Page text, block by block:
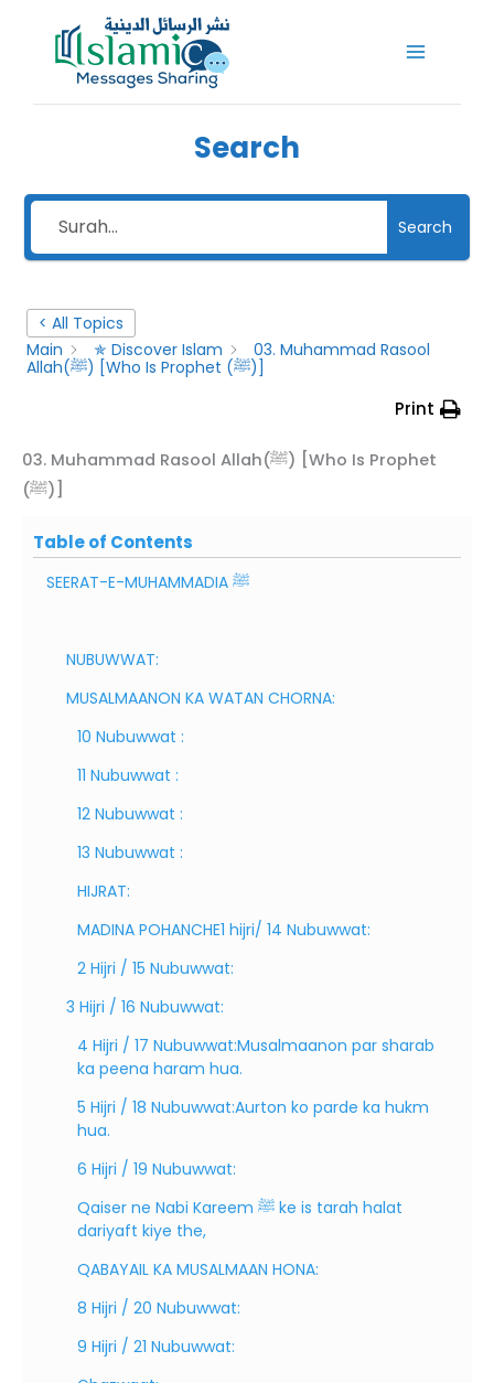
Search
Search
< All Topics
Main
✯ Discover Islam
03. Muhammad Rasool
Allah(ﷺ) [Who Is Prophet (ﷺ)]
Print
03. Muhammad Rasool Allah(ﷺ) [Who Is Prophet
(ﷺ)]
Table of Contents
SEERAT-E-MUHAMMADIA ﷺ
NUBUWWAT:
MUSALMAANON KA WATAN CHORNA:
10 Nubuwwat :
11 Nubuwwat :
12 Nubuwwat :
13 Nubuwwat :
HIJRAT:
MADINA POHANCHE1 hijri/ 14 Nubuwwat:
2 Hijri / 15 Nubuwwat:
3 Hijri / 16 Nubuwwat:
4 Hijri / 17 Nubuwwat:Musalmaanon par sharab
ka peena haram hua.
5 Hijri / 18 Nubuwwat:Aurton ko parde ka hukm
hua.
6 Hijri / 19 Nubuwwat:
Qaiser ne Nabi Kareem ﷺ ke is tarah halat
dariyaft kiye the,
QABAYAIL KA MUSALMAAN HONA:
8 Hijri / 20 Nubuwwat:
9 Hijri / 21 Nubuwwat: